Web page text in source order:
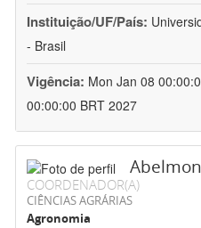
Instituição/UF/País:
- Brasil
Vigência: Mon Jan 08
00:00:00 BRT 2027
COORDENADOR(A)
CIÊNCIAS AGRÁRIAS
Agronomia